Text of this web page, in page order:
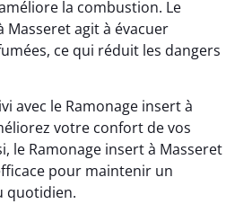
la combustion. Le
Masseret agit à évacuer
ce qui réduit les dangers
avec le Ramonage insert à
votre confort de vos
le Ramonage insert à Masseret
pour maintenir un
quotidien.